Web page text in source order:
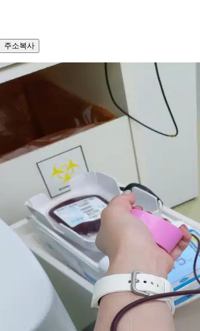
주소복사